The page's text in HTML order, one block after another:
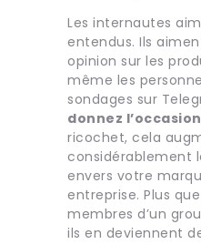
Les internautes
entendus. Ils
opinion sur les
même les
sondages sur
donnez
ricochet, cela
considérablement
envers votre
entreprise. Plus
membres d’un
ils en deviennent